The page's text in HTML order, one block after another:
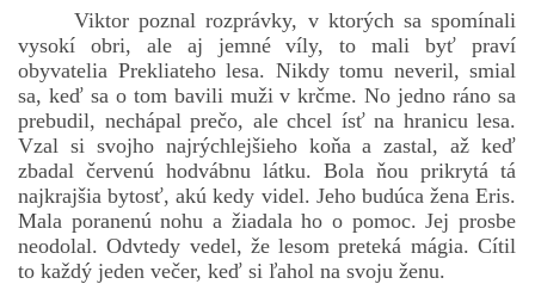
Viktor poznal rozprávky, v ktorých sa spomínali
vysokí obri, ale aj jemné víly, to mali byť praví
obyvatelia Prekliateho lesa. Nikdy tomu neveril, smial
sa, keď sa o tom bavili muži v krčme. No jedno ráno sa
prebudil, nechápal prečo, ale chcel ísť na hranicu lesa.
Vzal si svojho najrýchlejšieho koňa a zastal, až keď
zbadal červenú hodvábnu látku. Bola ňou prikrytá tá
najkrajšia bytosť, akú kedy videl. Jeho budúca žena Eris.
Mala poranenú nohu a žiadala ho o pomoc. Jej prosbe
neodolal. Odvtedy vedel, že lesom preteká mágia. Cítil
to každý jeden večer, keď si ľahol na svoju ženu.